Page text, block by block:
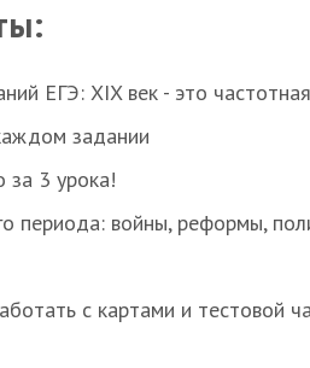
ЕГЭ: XIX век - это
задании
за 3 урока!
периода: войны, реформы,
с картами и тестовой